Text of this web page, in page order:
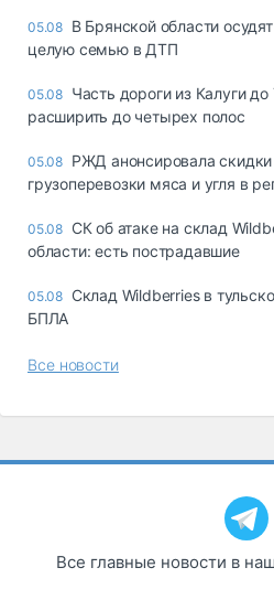
05.08 В Брянской области
целую семью в ДТП
05.08 Часть дороги из Калуги
расширить до четырех полос
05.08 РЖД анонсировала
грузоперевозки мяса и угля в
05.08 СК об атаке на склад
области: есть пострадавшие
05.08 Склад Wildberries в
БПЛА
Все новости
Все главные новости в